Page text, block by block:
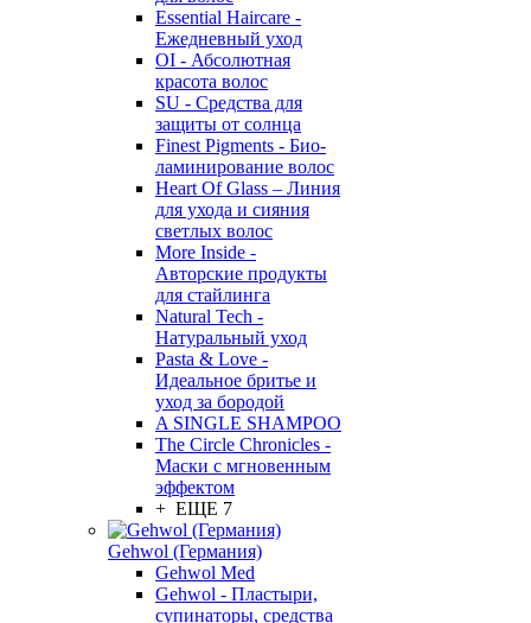
Essential Haircare -
Eжедневный уход
OI - Абсолютная
красота волос
SU - Средства для
защиты от солнца
Finest Pigments - Био-
ламинирование волос
Heart Of Glass – Линия
для ухода и сияния
светлых волос
More Inside -
Авторские продукты
для стайлинга
Natural Tech -
Натуральный уход
Pasta & Love -
Идеальное бритье и
уход за бородой
A SINGLE SHAMPOO
The Circle Chronicles -
Маски с мгновенным
эффектом
+ ЕЩЕ 7
Gehwol (Германия)
Gehwol Med
Gehwol - Пластыри,
супинаторы, средства